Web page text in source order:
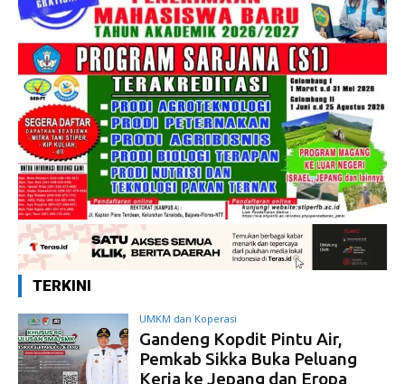
TERKINI
UMKM dan Koperasi
Gandeng Kopdit Pintu Air,
Pemkab Sikka Buka Peluang
Kerja ke Jepang dan Eropa